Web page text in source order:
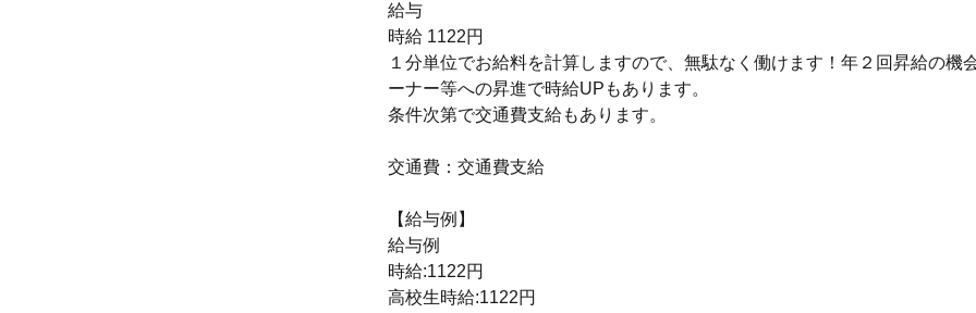
給与
時給 1122円
１分単位でお給料を計算しますので、無駄なく働けます！年２回昇給の機
ーナー等への昇進で時給UPもあります。
条件次第で交通費支給もあります。
交通費：交通費支給
【給与例】
給与例
時給:1122円
高校生時給:1122円